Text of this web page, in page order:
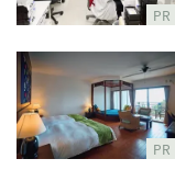
PR
PR